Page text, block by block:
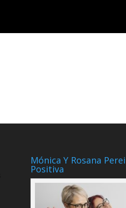
Mónica Y Rosana
Positiva